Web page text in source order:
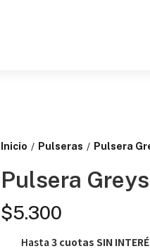
Inicio / Pulseras / Pulsera
Pulsera
$5.300
Hasta 3 cuotas SIN